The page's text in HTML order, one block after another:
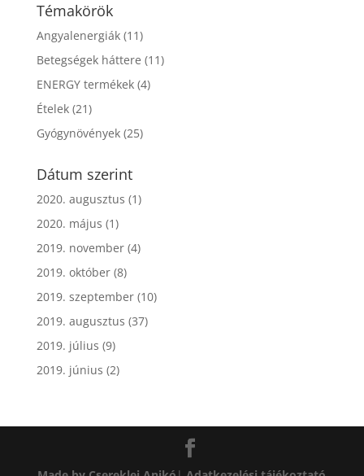
Témakörök
Angyalenergiák(11)
Betegségek háttere (11)
ENERGY termékek(4)
Ételek(21)
Gyógynövények(25)
Dátum szerint
2020. augusztus (1)
2020. május (1)
2019. november(4)
2019. október(8)
2019. szeptember(10)
2019. augusztus (37)
2019. július (9)
2019. június (2)